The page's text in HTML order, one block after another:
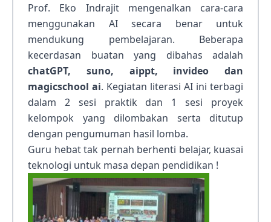
Prof. Eko Indrajit mengenalkan cara-cara
menggunakan AI secara benar untuk
mendukung pembelajaran. Beberapa
kecerdasan buatan yang dibahas adalah
chatGPT, suno, aippt, invideo dan
magicschool ai. Kegiatan literasi AI ini terbagi
dalam 2 sesi praktik dan 1 sesi proyek
kelompok yang dilombakan serta ditutup
dengan pengumuman hasil lomba.
Guru hebat tak pernah berhenti belajar, kuasai
teknologi untuk masa depan pendidikan !